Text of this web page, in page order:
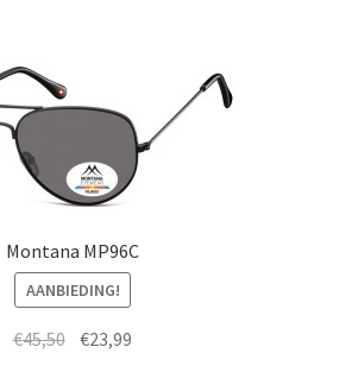
Montana MP96C
AANBIEDING!
€45,50 Oorspronkelijke
€23,99